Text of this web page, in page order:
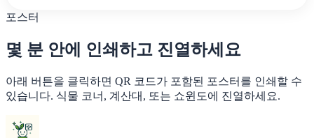
포스터
몇 분 안에 인쇄하고 진열하세요
아래 버튼을 클릭하면 QR 코드가 포함된 포스터를 인쇄할 수
있습니다. 식물 코너, 계산대, 또는 쇼윈도에 진열하세요.